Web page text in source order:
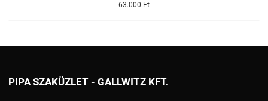
63.000 Ft
PIPA SZAKÜZLET - GALLWITZ KFT.